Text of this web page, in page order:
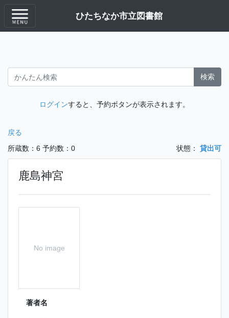
ひたちなか市立図書館
検索
ログインすると、予約ボタンが表示されます。
戻る
所蔵数：6 予約数：0 状態： 貸出可
鹿島神宮
No image
著者名